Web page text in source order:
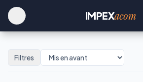
IMPEXacom
Filtres